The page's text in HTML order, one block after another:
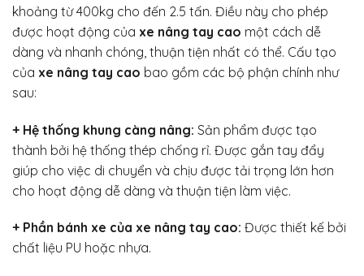
khoảng từ 400kg cho đến 2.5 tấn. Điều này cho phép
được hoạt động của xe nâng tay cao một cách dễ
dàng và nhanh chóng, thuận tiện nhất có thể. Cấu tạo
của xe nâng tay cao bao gồm các bộ phận chính như
sau:
+ Hệ thống khung càng nâng: Sản phẩm được tạo
thành bởi hệ thống thép chống rỉ. Được gắn tay đẩy
giúp cho việc di chuyển và chịu được tải trọng lớn hơn
cho hoạt động dễ dàng và thuận tiện làm việc.
+ Phần bánh xe của xe nâng tay cao: Được thiết kế bởi
chất liệu PU hoặc nhựa.